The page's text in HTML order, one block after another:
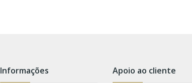
Informações Apoio ao cliente